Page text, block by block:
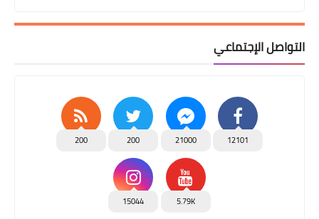
التواصل الإجتماعي
12101
21000
200
200
5.79K
15044